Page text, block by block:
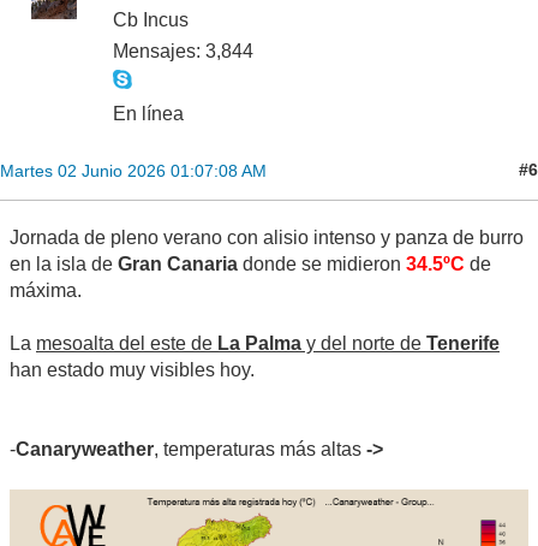
Cb Incus
Mensajes: 3,844
En línea
Martes 02 Junio 2026 01:07:08 AM #6
Jornada de pleno verano con alisio intenso y panza de burro
en la isla de Gran Canaria donde se midieron 34.5ºC de
máxima.
La mesoalta del este de La Palma y del norte de Tenerife
han estado muy visibles hoy.
-Canaryweather, temperaturas más altas ->